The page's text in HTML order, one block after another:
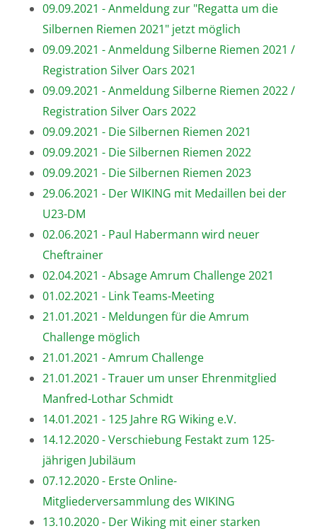
09.09.2021 - Anmeldung zur "Regatta um die
Silbernen Riemen 2021" jetzt möglich
09.09.2021 - Anmeldung Silberne Riemen 2021 /
Registration Silver Oars 2021
09.09.2021 - Anmeldung Silberne Riemen 2022 /
Registration Silver Oars 2022
09.09.2021 - Die Silbernen Riemen 2021
09.09.2021 - Die Silbernen Riemen 2022
09.09.2021 - Die Silbernen Riemen 2023
29.06.2021 - Der WIKING mit Medaillen bei der
U23-DM
02.06.2021 - Paul Habermann wird neuer
Cheftrainer
02.04.2021 - Absage Amrum Challenge 2021
01.02.2021 - Link Teams-Meeting
21.01.2021 - Meldungen für die Amrum
Challenge möglich
21.01.2021 - Amrum Challenge
21.01.2021 - Trauer um unser Ehrenmitglied
Manfred-Lothar Schmidt
14.01.2021 - 125 Jahre RG Wiking e.V.
14.12.2020 - Verschiebung Festakt zum 125-
jährigen Jubiläum
07.12.2020 - Erste Online-
Mitgliederversammlung des WIKING
13.10.2020 - Der Wiking mit einer starken